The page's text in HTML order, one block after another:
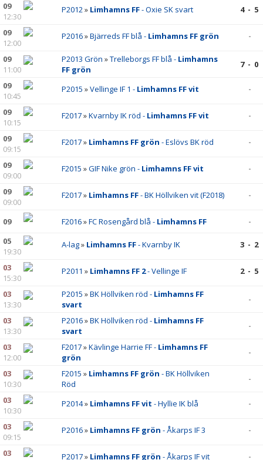
09
12:30
P2012» Limhamns FF- Oxie SK svart 4 - 5
09
12:00
P2016»Bjärreds FF blå - Limhamns FF grön -
09
11:00
P2013 Grön »Trelleborgs FF blå - Limhamns
FF grön
7 - 0
09
10:45
P2015 »Vellinge IF 1 - Limhamns FF vit -
09
10:15
F2017»Kvarnby IK röd - Limhamns FF vit -
09
09:15
F2017» Limhamns FF grön - Eslövs BK röd -
09
09:00
F2015 »GIF Nike grön - Limhamns FF vit -
09
09:00
F2017» Limhamns FF- BK Höllviken vit (F2018) -
09 F2016»FC Rosengård blå - Limhamns FF
-
05
19:30
A-lag» Limhamns FF- Kvarnby IK 3 - 2
03
15:30
P2011 » Limhamns FF 2- Vellinge IF 2 - 5
03
13:30
P2015 »BK Höllviken röd - Limhamns FF
svart
-
03
13:30
P2016»BK Höllviken röd - Limhamns FF
svart
-
03
12:00
F2017»Kävlinge Harrie FF - Limhamns FF
grön
-
03
10:30
F2015 » Limhamns FF grön - BK Höllviken
Röd
-
03
10:30
P2014» Limhamns FF vit - Hyllie IK blå -
03
09:15
P2016» Limhamns FF grön - Åkarps IF 3 -
03
P2017» Limhamns FF grön - Åkarps IF vit -